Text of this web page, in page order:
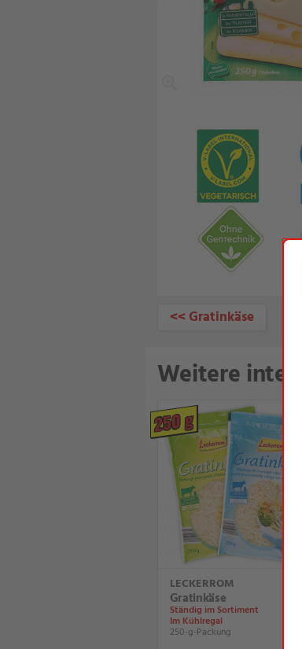
<< Gratinkäse
Weitere
250 g
LECKERROM
Gratinkäse
Ständig im Sortiment
Im Kühlregal
250-g-Packung